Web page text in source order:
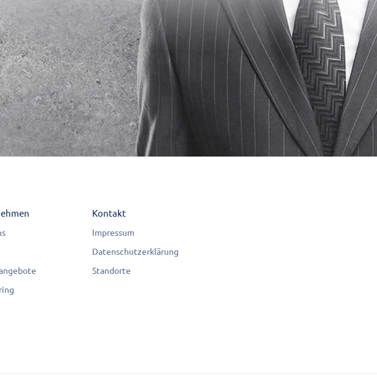
Kontakt
Impressum
Datenschutzerklärung
Standorte